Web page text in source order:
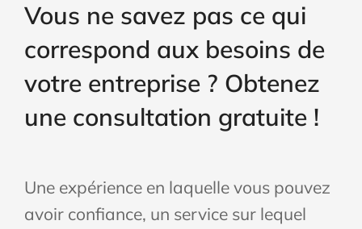
Vous ne savez pas ce qui
correspond aux besoins de
votre entreprise ? Obtenez
une consultation gratuite !
Une expérience en laquelle vous pouvez
avoir confiance, un service sur lequel